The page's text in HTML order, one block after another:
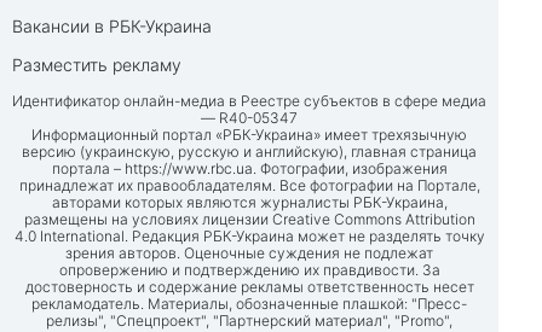
Вакансии в РБК-Украина
Разместить рекламу
Идентификатор онлайн-медиа в Реестре субъектов в сфере медиа
— R40-05347
Информационный портал «РБК-Украина» имеет трехязычную
версию (украинскую, русскую и английскую), главная страница
портала – https://www.rbc.ua. Фотографии, изображения
принадлежат их правообладателям. Все фотографии на Портале,
авторами которых являются журналисты РБК-Украина,
размещены на условиях лицензии Creative Commons Attribution
4.0 International. Редакция РБК-Украина может не разделять точку
зрения авторов. Оценочные суждения не подлежат
опровержению и подтверждению их правдивости. За
достоверность и содержание рекламы ответственность несет
рекламодатель. Материалы, обозначенные плашкой: "Пресс-
релизы", "Спецпроект", "Партнерский материал", "Promo",